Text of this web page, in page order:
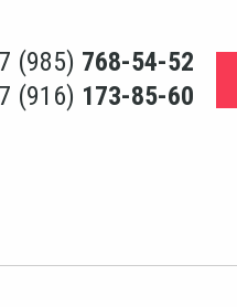
(985) 768-54-52
(916) 173-85-60